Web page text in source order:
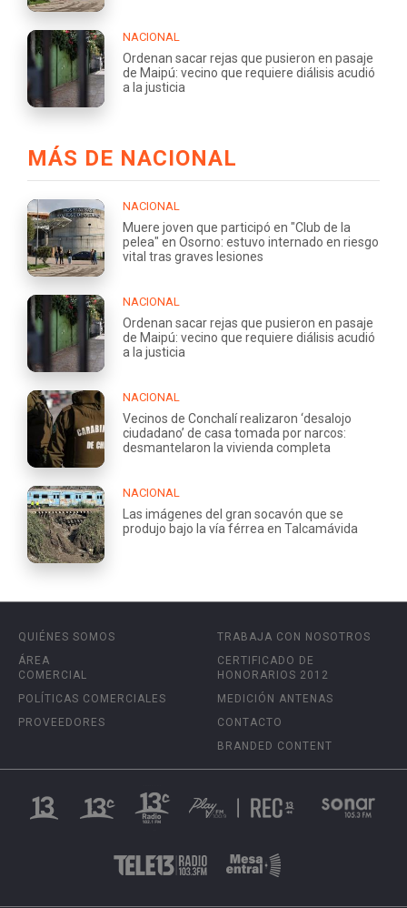
NACIONAL
Ordenan sacar rejas que pusieron en pasaje
de Maipú: vecino que requiere diálisis acudió
a la justicia
MÁS DE NACIONAL
NACIONAL
Muere joven que participó en "Club de la
pelea" en Osorno: estuvo internado en riesgo
vital tras graves lesiones
NACIONAL
Ordenan sacar rejas que pusieron en pasaje
de Maipú: vecino que requiere diálisis acudió
a la justicia
NACIONAL
Vecinos de Conchalí realizaron ‘desalojo
ciudadano’ de casa tomada por narcos:
desmantelaron la vivienda completa
NACIONAL
Las imágenes del gran socavón que se
produjo bajo la vía férrea en Talcamávida
QUIÉNES SOMOS
ÁREA
COMERCIAL
POLÍTICAS COMERCIALES
PROVEEDORES
TRABAJA CON NOSOTROS
CERTIFICADO DE
HONORARIOS 2012
MEDICIÓN ANTENAS
CONTACTO
BRANDED CONTENT